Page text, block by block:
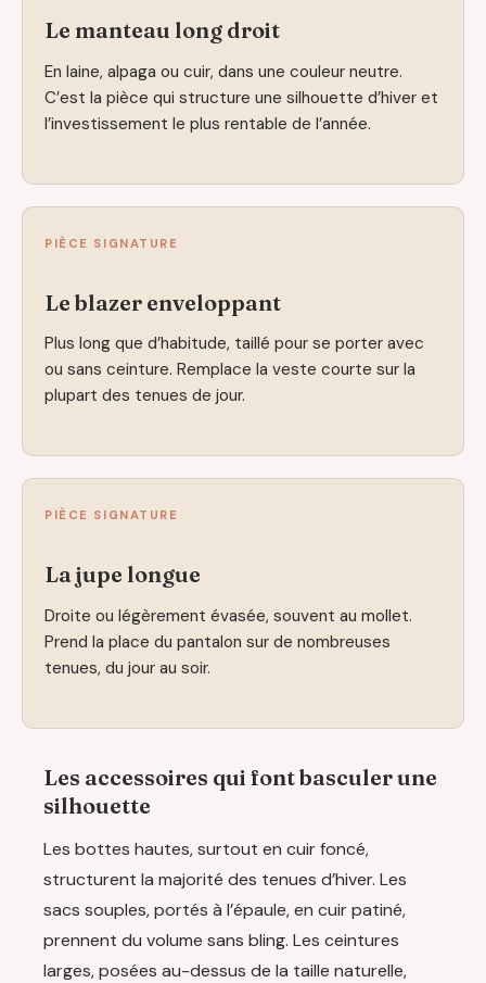
Le manteau long droit
En laine, alpaga ou cuir, dans une couleur neutre.
C’est la pièce qui structure une silhouette d’hiver et
l’investissement le plus rentable de l’année.
PIÈCE SIGNATURE
Le blazer enveloppant
Plus long que d’habitude, taillé pour se porter avec
ou sans ceinture. Remplace la veste courte sur la
plupart des tenues de jour.
PIÈCE SIGNATURE
La jupe longue
Droite ou légèrement évasée, souvent au mollet.
Prend la place du pantalon sur de nombreuses
tenues, du jour au soir.
Les accessoires qui font basculer une
silhouette
Les bottes hautes, surtout en cuir foncé,
structurent la majorité des tenues d’hiver. Les
sacs souples, portés à l’épaule, en cuir patiné,
prennent du volume sans bling. Les ceintures
larges, posées au-dessus de la taille naturelle,